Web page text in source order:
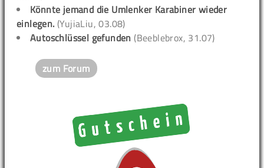
Könnte jemand die Umlenker Karabiner wieder
einlegen. (YujiaLiu, 03.08)
Autoschlüssel gefunden (Beeblebrox, 31.07)
zum Forum